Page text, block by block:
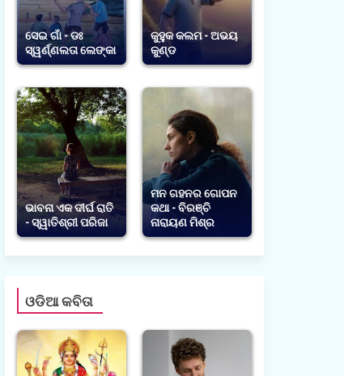
ସେଇ ଗାଁ - ଡଃ
ସ୍ୱର୍ଣ୍ଣଲତା ଲେଙ୍କା
କୁହୁକ କଲମ - ଅଭୟ
କୁଣ୍ଡ
ଭାବନା ଏକ ଦୀର୍ଘ ରାତି
- ସ୍ୱାତିଶ୍ରୀ ପରିଜା
ମନ ଗହନର ଗୋପନ
କଥା - ବିରଞ୍ଚି
ନାରାୟଣ ମିଶ୍ର
ଓଡିଆ କବିତା